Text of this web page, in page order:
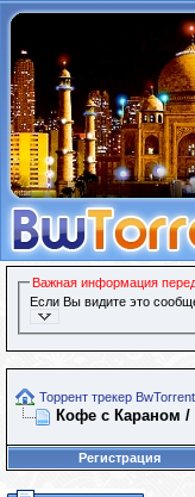
Важная информация
Если Вы видите это
Торрент трекер
Кофе с Караном /
Регистрация